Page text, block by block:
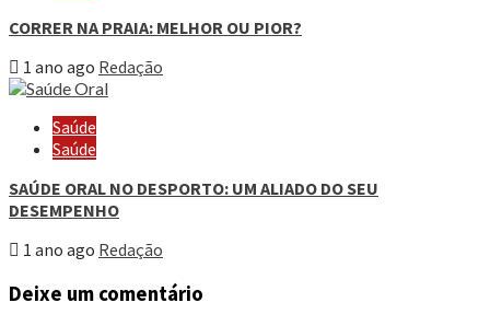
CORRER NA PRAIA: MELHOR OU PIOR?
1 ano ago Redação
Saúde
Saúde
SAÚDE ORAL NO DESPORTO: UM ALIADO DO SEU
DESEMPENHO
1 ano ago Redação
Deixe um comentário